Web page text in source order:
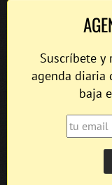
Suscríbete y
agenda diaria
baja